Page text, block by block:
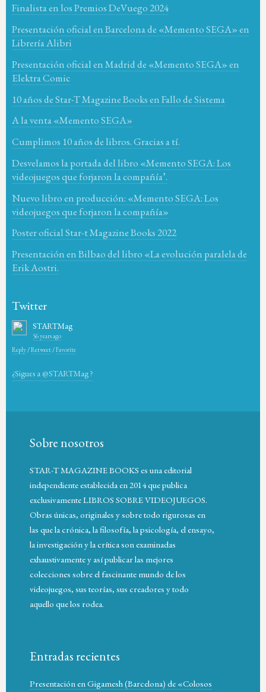
Finalista en los Premios DeVuego 2024
Presentación oficial en Barcelona de «Memento SEGA» en
Librería Alibri
Presentación oficial en Madrid de «Memento SEGA» en
Elektra Comic
10 años de Star-T Magazine Books en Fallo de Sistema
A la venta «Memento SEGA»
Cumplimos 10 años de libros. Gracias a tí.
Desvelamos la portada del libro «Memento SEGA: Los
videojuegos que forjaron la compañía’.
Nuevo libro en producción: «Memento SEGA: Los
videojuegos que forjaron la compañía»
Poster oficial Star-t Magazine Books 2022
Presentación en Bilbao del libro «La evolución paralela de
Erik Aostri.
Twitter
STARTMag
56 years ago
Reply /Retweet /Favorite
¿Sigues a @STARTMag ?
Sobre nosotros
STAR-T MAGAZINE BOOKS es una editorial
independiente establecida en 2014 que publica
exclusivamente LIBROS SOBRE VIDEOJUEGOS.
Obras únicas, originales y sobre todo rigurosas en
las que la crónica, la filosofía, la psicología, el ensayo,
la investigación y la crítica son examinadas
exhaustivamente y así publicar las mejores
colecciones sobre el fascinante mundo de los
videojuegos, sus teorías, sus creadores y todo
aquello que los rodea.
Entradas recientes
Presentación en Gigamesh (Barcelona) de «Colosos